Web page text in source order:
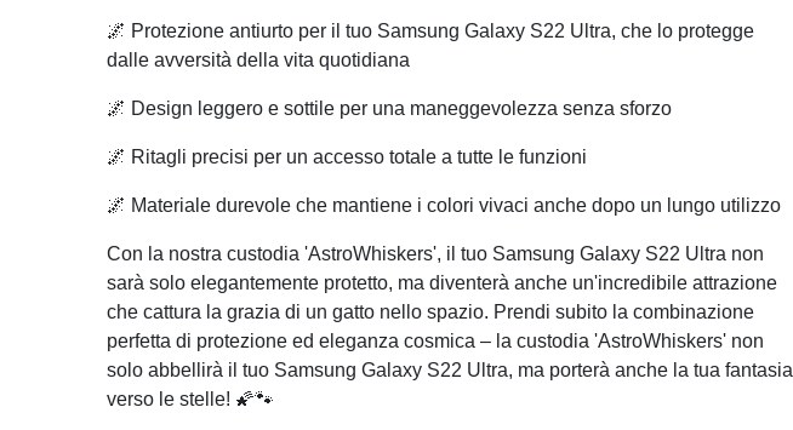
🌌 Protezione antiurto per il tuo Samsung Galaxy S22 Ultra, che lo protegge
dalle avversità della vita quotidiana
🌌 Design leggero e sottile per una maneggevolezza senza sforzo
🌌 Ritagli precisi per un accesso totale a tutte le funzioni
🌌 Materiale durevole che mantiene i colori vivaci anche dopo un lungo utilizzo
Con la nostra custodia 'AstroWhiskers', il tuo Samsung Galaxy S22 Ultra non
sarà solo elegantemente protetto, ma diventerà anche un'incredibile attrazione
che cattura la grazia di un gatto nello spazio. Prendi subito la combinazione
perfetta di protezione ed eleganza cosmica – la custodia 'AstroWhiskers' non
solo abbellirà il tuo Samsung Galaxy S22 Ultra, ma porterà anche la tua fantasia
verso le stelle! 🌠🐾